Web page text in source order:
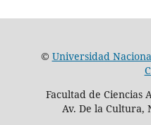
© Universidad
Facultad de Ciencias
Av. De la Cultura,